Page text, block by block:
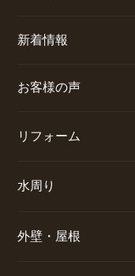
新着情報
お客様の声
リフォーム
水周り
外壁・屋根